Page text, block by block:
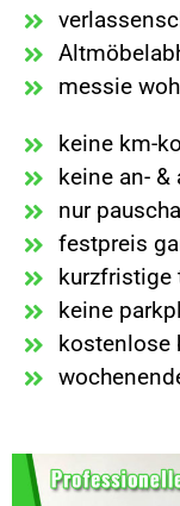
messie
keine km-
keine an-
nur
festpreis
kurzfristige
keine
kostenlose